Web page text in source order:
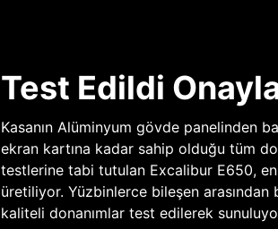
Test Edildi
Kasanın Alüminyum gövde panelinden
ekran kartına kadar sahip olduğu tüm
testlerine tabi tutulan Excalibur E650,
üretiliyor. Yüzbinlerce bileşen
kaliteli donanımlar test edilerek